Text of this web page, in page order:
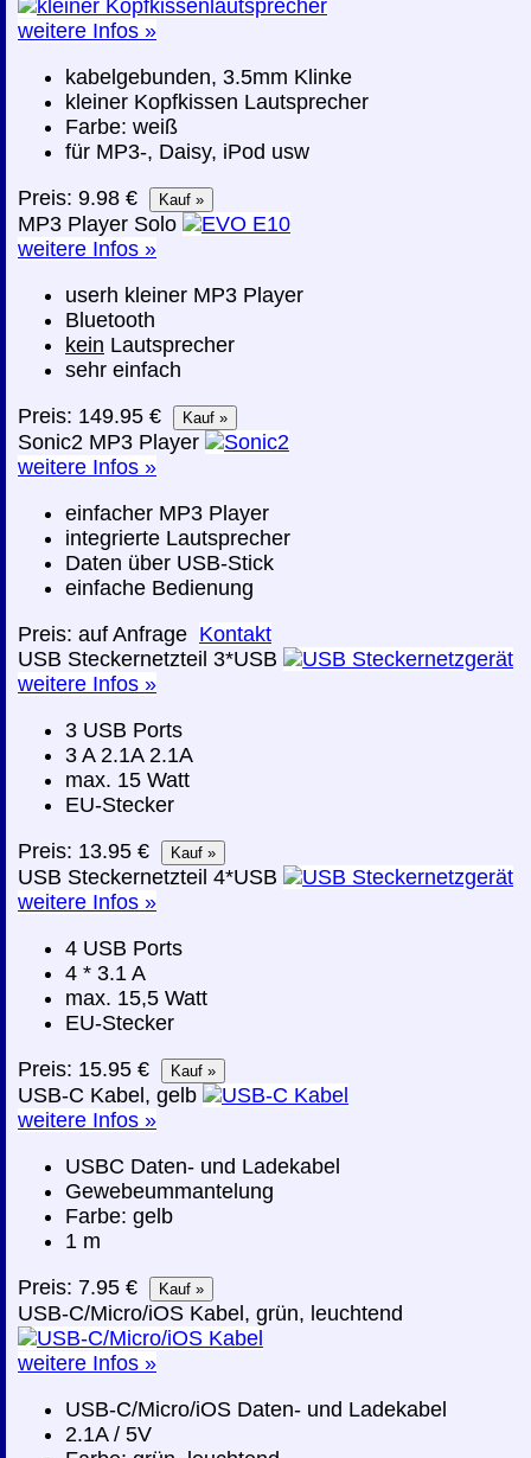
weitere Infos »
kabelgebunden, 3.5mm Klinke
kleiner Kopfkissen Lautsprecher
Farbe: weiß
für MP3-, Daisy, iPod usw
Preis: 9.98 €
MP3 Player Solo
weitere Infos »
userh kleiner MP3 Player
Bluetooth
kein Lautsprecher
sehr einfach
Preis: 149.95 €
Sonic2 MP3 Player
weitere Infos »
einfacher MP3 Player
integrierte Lautsprecher
Daten über USB-Stick
einfache Bedienung
Preis: auf Anfrage Kontakt
USB Steckernetzteil 3*USB
weitere Infos »
3 USB Ports
3 A 2.1A 2.1A
max. 15 Watt
EU-Stecker
Preis: 13.95 €
USB Steckernetzteil 4*USB
weitere Infos »
4 USB Ports
4 * 3.1 A
max. 15,5 Watt
EU-Stecker
Preis: 15.95 €
USB-C Kabel, gelb
weitere Infos »
USBC Daten- und Ladekabel
Gewebeummantelung
Farbe: gelb
1 m
Preis: 7.95 €
USB-C/Micro/iOS Kabel, grün, leuchtend
weitere Infos »
USB-C/Micro/iOS Daten- und Ladekabel
2.1A / 5V